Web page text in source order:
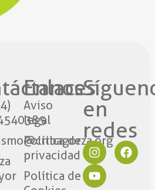
Enlaces
Aviso
legal
Política de
privacidad
Política de
en
redes​